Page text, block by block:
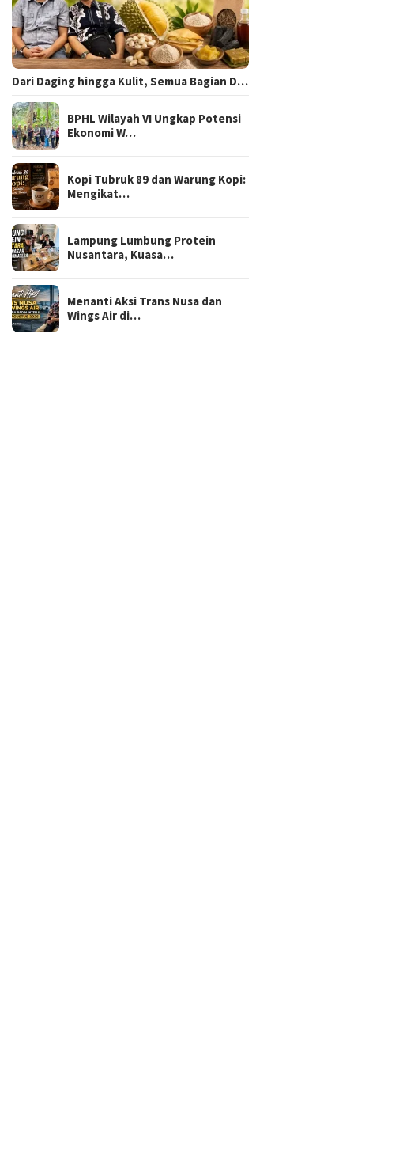
Dari Daging hingga Kulit, Semua Bagian D…
BPHL Wilayah VI Ungkap Potensi
Ekonomi W…
Kopi Tubruk 89 dan Warung Kopi:
Mengikat…
Lampung Lumbung Protein
Nusantara, Kuasa…
Menanti Aksi Trans Nusa dan
Wings Air di…